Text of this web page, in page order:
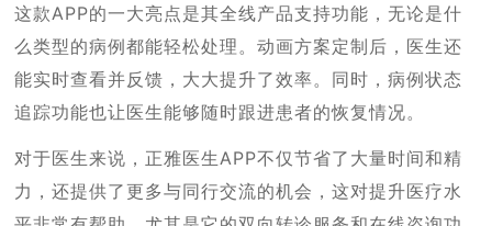
这款APP的一大亮点是其全线产品支持功能，无论是什
么类型的病例都能轻松处理。动画方案定制后，医生还
能实时查看并反馈，大大提升了效率。同时，病例状态
追踪功能也让医生能够随时跟进患者的恢复情况。
对于医生来说，正雅医生APP不仅节省了大量时间和精
力，还提供了更多与同行交流的机会，这对提升医疗水